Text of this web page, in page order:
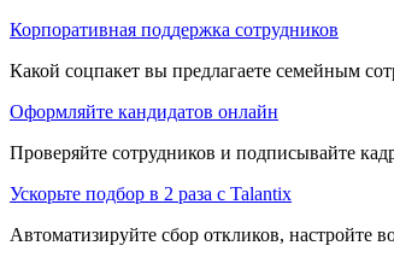
Корпоративная поддержка сотрудников
Какой соцпакет вы предлагаете семейным
Оформляйте кандидатов онлайн
Проверяйте сотрудников и подписывайте
Ускорьте подбор в 2 раза с Talantix
Автоматизируйте сбор откликов, настройте